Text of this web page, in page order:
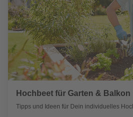
Hochbeet für Garten & Balkon
Tipps und Ideen für Dein individuelles